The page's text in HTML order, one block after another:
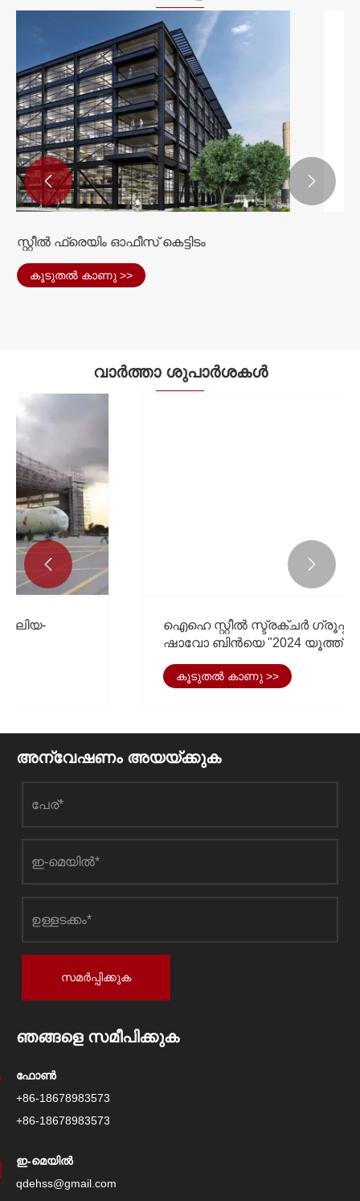
പ്രീ-എഞ്ചിനീയറിംഗ് മെറ്റൽ കെട്ടിടങ്ങൾ
കൂടുതൽ കാണു >>
 
വാർത്താ ശുപാർശകൾ
ഐഹെ സ്റ്റീൽ സ്ട്രക്ചർ ഗ്രൂപ്പിൻ്റെ
ഷാവോ ബിൻയെ "2024 യൂത്ത് റോൾ
സ്ട്രക്ചർ ഇൻഡസ്ട്രി" എന്ന ബഹുമതി
കൂടുതൽ കാണു >>
 
അന്വേഷണം അയയ്ക്കുക
സമർപ്പിക്കുക
ഞങ്ങളെ സമീപിക്കുക
ഫോൺ
+86-18678983573
+86-18678983573
ഇ-മെയിൽ
qdehss@gmail.com